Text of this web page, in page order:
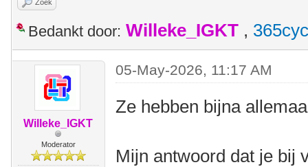
Zoek
Bedankt door: Willeke_IGKT ,
Willeke_IGKT
Moderator
05-May-2026, 11:17 AM
Ze hebben bijna
Mijn antwoord dat je bij